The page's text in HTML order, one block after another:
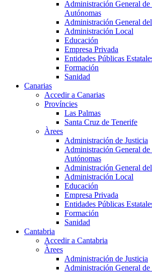
Administración General de
Autónomas
Administración General
Administración Local
Educación
Empresa Privada
Entidades Públicas
Formación
Sanidad
Canarias
Accedir a Canarias
Províncies
Las Palmas
Santa Cruz de Tenerife
Àrees
Administración de Justicia
Administración General de
Autónomas
Administración General
Administración Local
Educación
Empresa Privada
Entidades Públicas
Formación
Sanidad
Cantabria
Accedir a Cantabria
Àrees
Administración de Justicia
Administración General de